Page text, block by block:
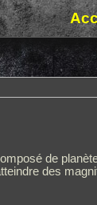
de
des